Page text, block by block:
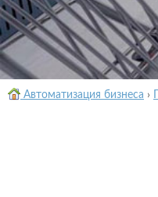
Автоматизация бизнеса ›